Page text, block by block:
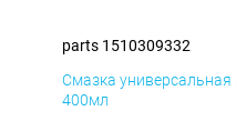
parts 1510309332
Смазка
400мл